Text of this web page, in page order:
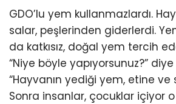
GDO’lu yem kullanmazlardı.
salar, peşlerinden giderlerdi.
da katkısız, doğal yem tercih
“Niye böyle yapıyorsunuz?”
“Hayvanın yediği yem, etine
Sonra insanlar, çocuklar içiyor